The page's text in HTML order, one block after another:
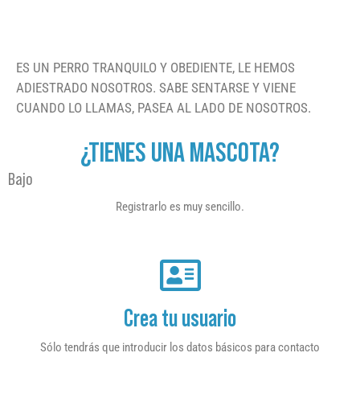
ES UN PERRO TRANQUILO Y OBEDIENTE, LE HEMOS
ADIESTRADO NOSOTROS. SABE SENTARSE Y VIENE
CUANDO LO LLAMAS, PASEA AL LADO DE NOSOTROS.
¿TIENES UNA MASCOTA?
Bajo
Registrarlo es muy sencillo.
Crea tu usuario
Sólo tendrás que introducir los datos básicos para contacto